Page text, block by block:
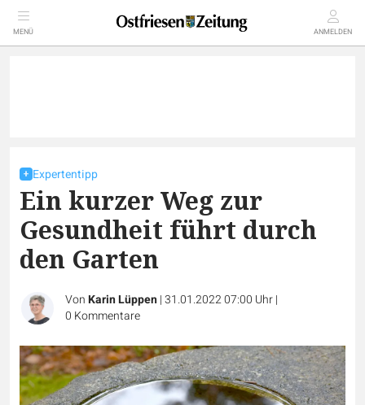
MENÜ ANMELDEN
Expertentipp
Ein kurzer Weg zur
Gesundheit führt durch
den Garten
VonKarin Lüppen|31.01.2022 07:00 Uhr|
0 Kommentare